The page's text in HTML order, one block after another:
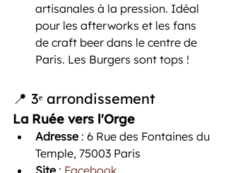
artisanales à la pression. Idéal
pour les afterworks et les fans
de craft beer dans le centre de
Paris. Les Burgers sont tops !
📍 3ᵉ arrondissement
La Ruée vers l'Orge
Adresse : 6 Rue des Fontaines du
Temple, 75003 Paris
Site : Facebook